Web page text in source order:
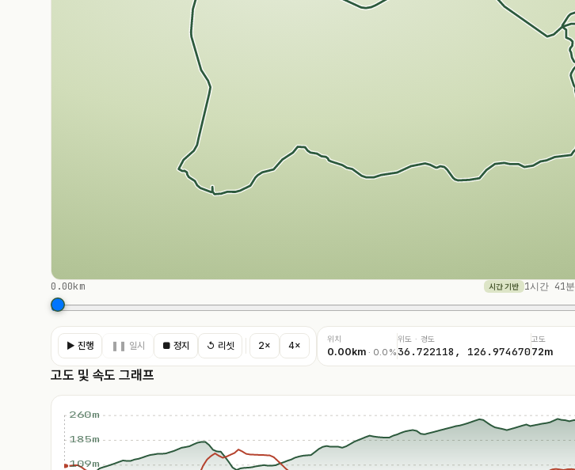
0.00km 시간 기반 1시간 41분
▶ 진행 ❚❚ 일시 ■ 정지 ↺ 리셋 2× 4×
위치
0.00km · 0.0%
위도 · 경도
36.722118, 126.974670
고도
72m
고도 및 속도 그래프
260m
185m
109m